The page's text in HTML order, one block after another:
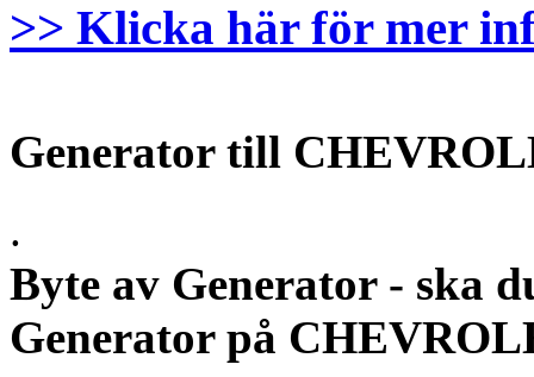
>> Klicka här för mer
Generator till
.
Byte av Generator - ska
Generator på